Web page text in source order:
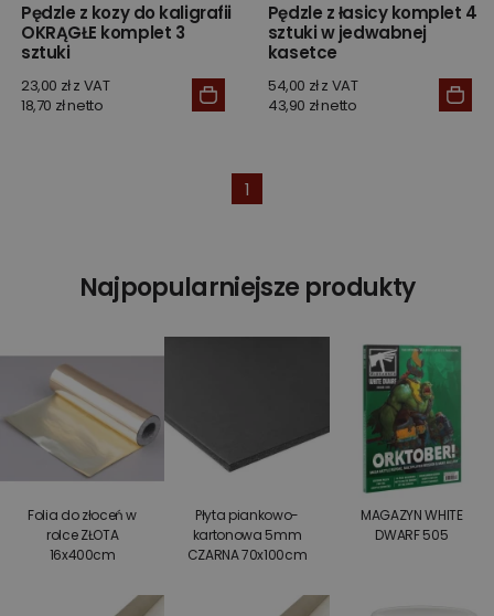
Pędzle z kozy do kaligrafii
OKRĄGŁE komplet 3
sztuki
23,00 zł z VAT
18,70 zł netto
Pędzle z łasicy komplet 4
sztuki w jedwabnej
kasetce
54,00 zł z VAT
43,90 zł netto
1
Najpopularniejsze produkty
Folia do złoceń w
rolce ZŁOTA
16x400cm
Płyta piankowo-
kartonowa 5mm
CZARNA 70x100cm
MAGAZYN WHITE
DWARF 505